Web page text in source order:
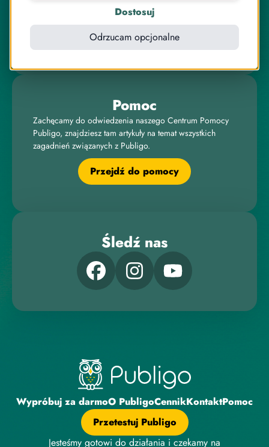
Pracujemy razem od lat, zarówno przy systemie
sprzedaży kursów, jak i wielu innych projektach
związanych z internetem, IT, elektroniką czy sprzedażą
online.
Pomoc
Zachęcamy do odwiedzenia naszego Centrum Pomocy
Publigo, znajdziesz tam artykuły na temat wszystkich
zagadnień związanych z Publigo.
Przejdź do pomocy
Śledź nas
Wypróbuj za darmoO PubligoCennikKontaktPomoc
Przetestuj Publigo
Jesteśmy gotowi do działania i czekamy na
Dostosuj
Odrzucam opcjonalne